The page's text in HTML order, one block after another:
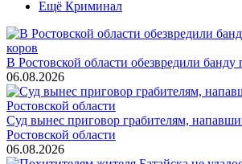
Ещё Криминал
В Ростовской области обезвредили банду
06.08.2026
Суд вынес приговор грабителям,
Ростовской области
06.08.2026